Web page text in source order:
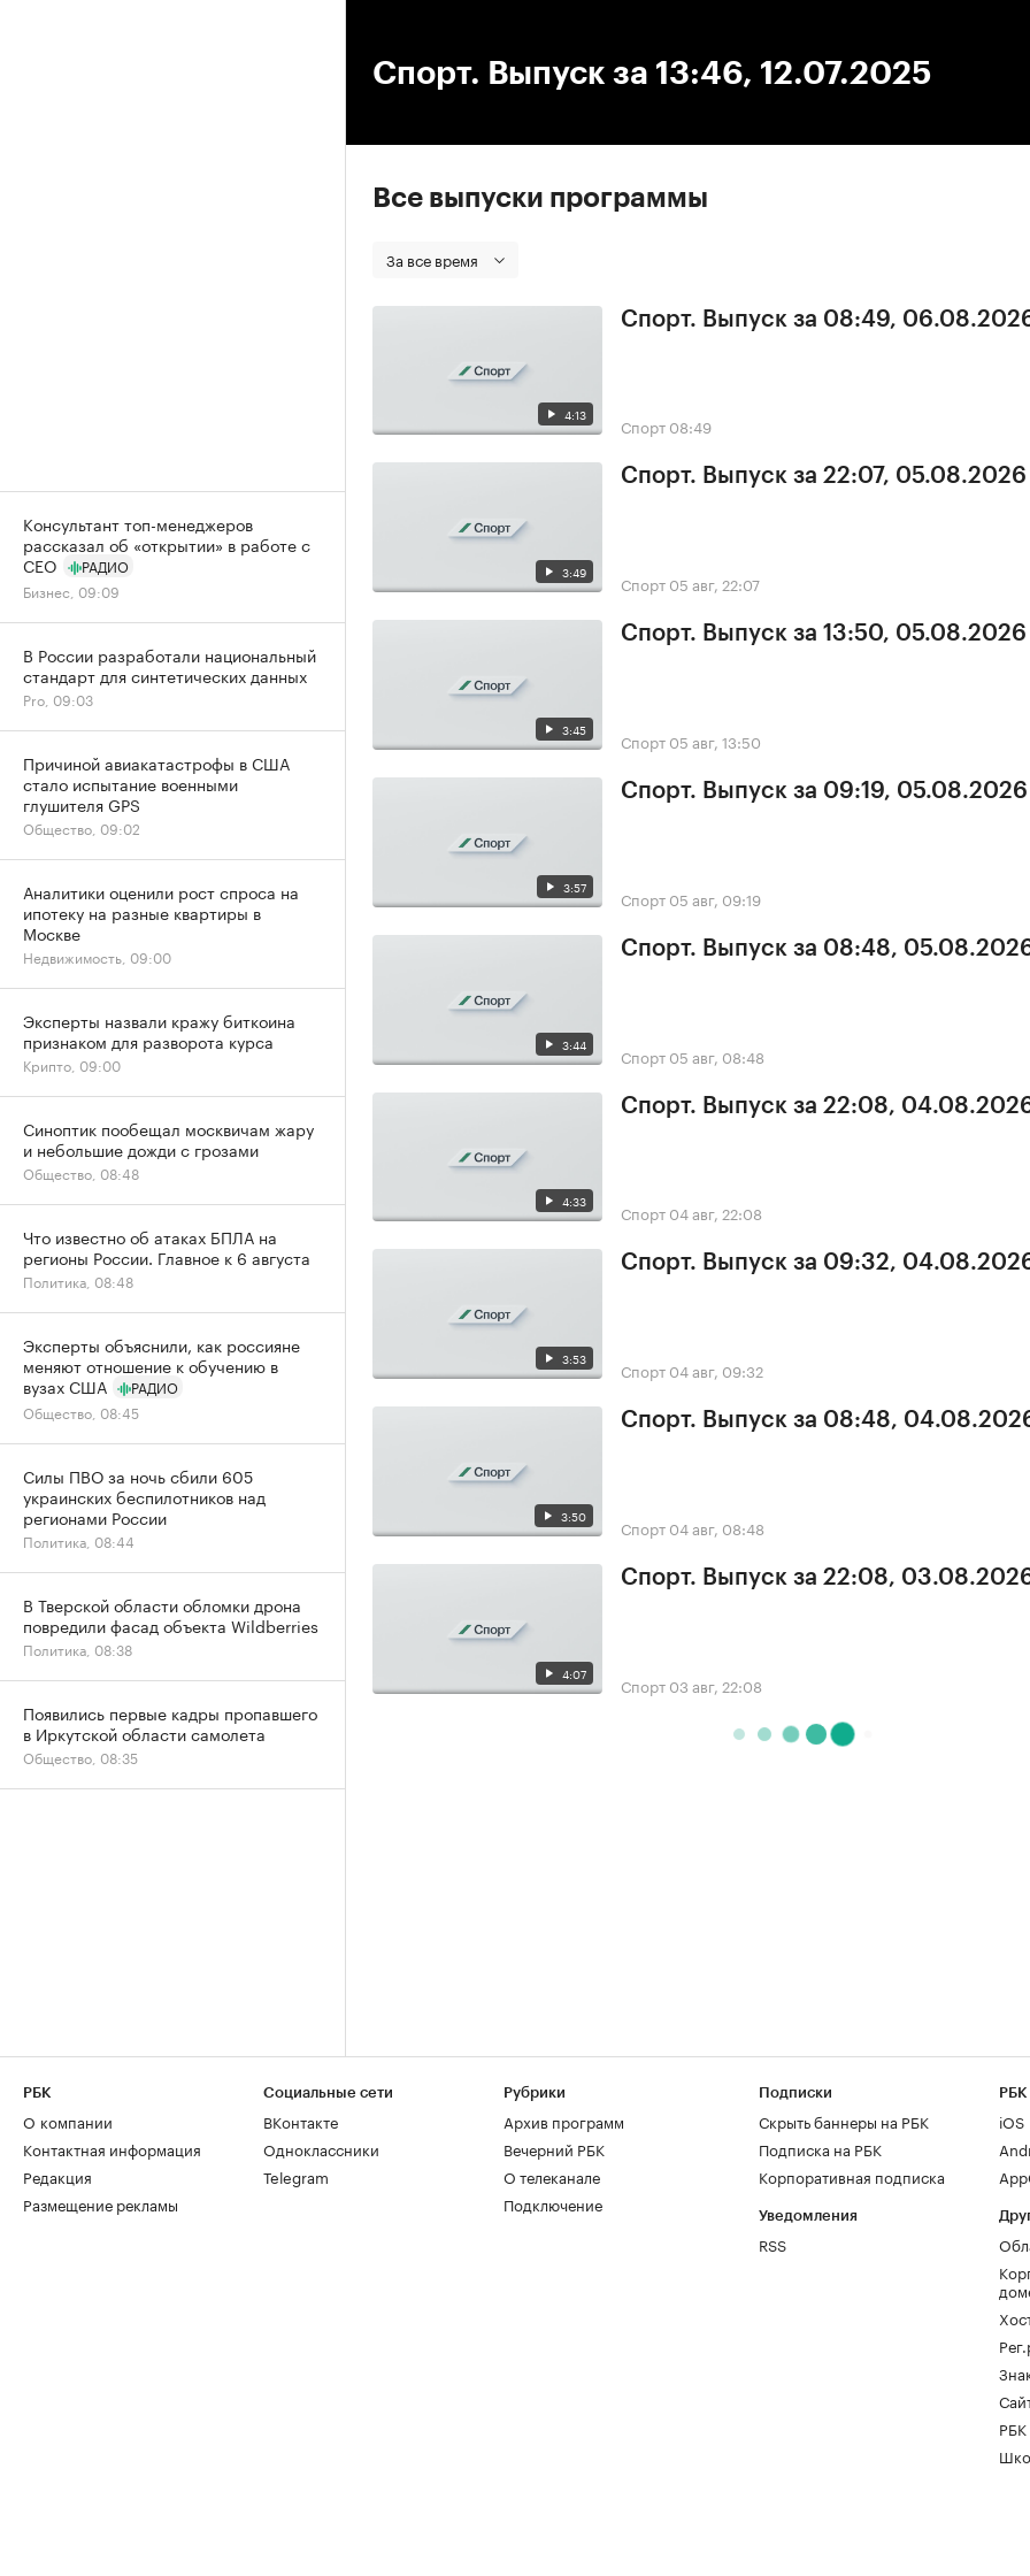
Спорт. Выпуск за 13:46, 12.07.2025
Все выпуски программы
За все время
4:13
Спорт. Выпуск за 08:49,
Спорт 08:49
3:49
Спорт. Выпуск за 22:07, 05.08.2026
Спорт 05 авг, 22:07
3:45
Спорт. Выпуск за 13:50, 05.08.2026
Спорт 05 авг, 13:50
3:57
Спорт. Выпуск за 09:19, 05.08.2026
Спорт 05 авг, 09:19
3:44
Спорт. Выпуск за 08:48,
Спорт 05 авг, 08:48
4:33
Спорт. Выпуск за 22:08,
Спорт 04 авг, 22:08
3:53
Спорт. Выпуск за 09:32,
Спорт 04 авг, 09:32
3:50
Спорт. Выпуск за 08:48,
Спорт 04 авг, 08:48
4:07
Спорт. Выпуск за 22:08,
Спорт 03 авг, 22:08
Консультант топ-менеджеров
рассказал об «открытии» в работе с
CEO
РАДИО
Бизнес, 09:09
В России разработали национальный
стандарт для синтетических данных
Pro, 09:03
Причиной авиакатастрофы в США
стало испытание военными
глушителя GPS
Общество, 09:02
Аналитики оценили рост спроса на
ипотеку на разные квартиры в
Москве
Недвижимость, 09:00
Эксперты назвали кражу биткоина
признаком для разворота курса
Крипто, 09:00
Синоптик пообещал москвичам жару
и небольшие дожди с грозами
Общество, 08:48
Что известно об атаках БПЛА на
регионы России. Главное к 6 августа
Политика, 08:48
Эксперты объяснили, как россияне
меняют отношение к обучению в
вузах США
РАДИО
Общество, 08:45
Силы ПВО за ночь сбили 605
украинских беспилотников над
регионами России
Политика, 08:44
В Тверской области обломки дрона
повредили фасад объекта Wildberries
Политика, 08:38
Появились первые кадры пропавшего
в Иркутской области самолета
Общество, 08:35
РБК
О компании
Контактная информация
Редакция
Размещение рекламы
Социальные сети
ВКонтакте
Одноклассники
Telegram
Рубрики
Архив программ
Вечерний РБК
О телеканале
Подключение
Подписки
Скрыть баннеры на РБК
Подписка на РБК
Корпоративная подписка
Уведомления
RSS
РБК
iOS